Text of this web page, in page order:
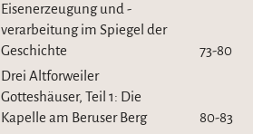
Eisenerzeugung und -
verarbeitung im Spiegel der
Geschichte
73-80
Drei Altforweiler
Gotteshäuser, Teil 1: Die
Kapelle am Beruser Berg
80-83